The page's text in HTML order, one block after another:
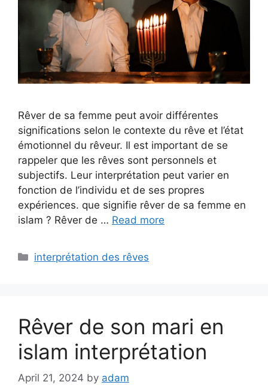
Rêver de sa femme peut avoir différentes
significations selon le contexte du rêve et l’état
émotionnel du rêveur. Il est important de se
rappeler que les rêves sont personnels et
subjectifs. Leur interprétation peut varier en
fonction de l’individu et de ses propres
expériences. que signifie rêver de sa femme en
islam ? Rêver de … Read more
Categories
interprétation des rêves
Rêver de son mari en
islam interprétation
April 21, 2024 by adam